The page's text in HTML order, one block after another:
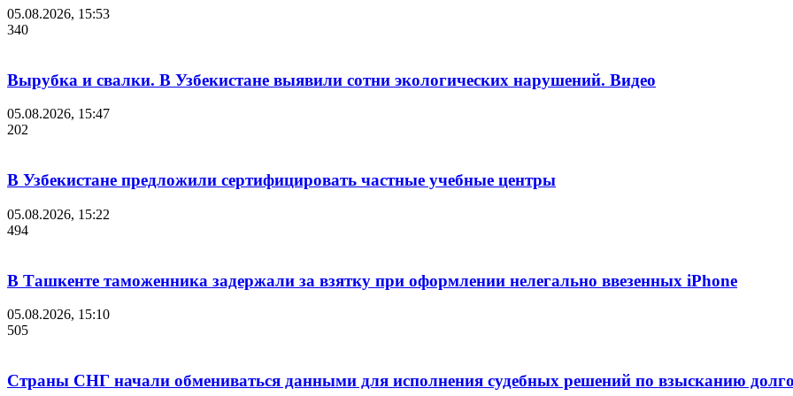
05.08.2026, 15:53
340
Вырубка и свалки. В Узбекистане выявили сотни экологических нарушений. Видео
05.08.2026, 15:47
202
В Узбекистане предложили сертифицировать частные учебные центры
05.08.2026, 15:22
494
В Ташкенте таможенника задержали за взятку при оформлении нелегально ввезенных iPhone
05.08.2026, 15:10
505
Страны СНГ начали обмениваться данными для исполнения судебных решений по взысканию